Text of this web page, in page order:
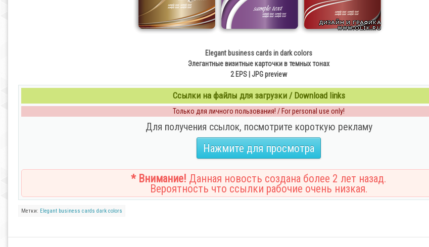
Elegant business cards in dark colors
Элегантные визитные карточки в темных тонах
2 EPS | JPG preview
Ссылки на файлы для загрузки / Download links
Только для личного пользования! / For personal use only!
Для получения ссылок, посмотрите короткую рекламу
Нажмите для просмотра
* Внимание! Данная новость создана более 2 лет назад.
Вероятность что ссылки рабочие очень низкая.
Метки: Elegant business cards dark colors